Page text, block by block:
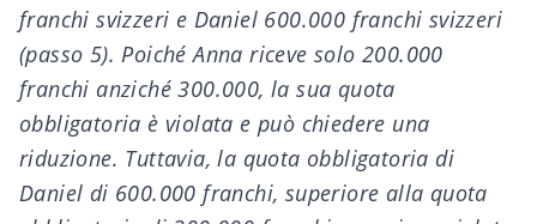
franchi svizzeri e Daniel 600.000 franchi svizzeri
(passo 5). Poiché Anna riceve solo 200.000
franchi anziché 300.000, la sua quota
obbligatoria è violata e può chiedere una
riduzione. Tuttavia, la quota obbligatoria di
Daniel di 600.000 franchi, superiore alla quota